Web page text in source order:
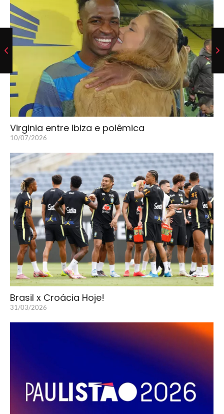
Virginia entre Ibiza e polêmica
10/07/2026
Brasil x Croácia Hoje!
31/03/2026